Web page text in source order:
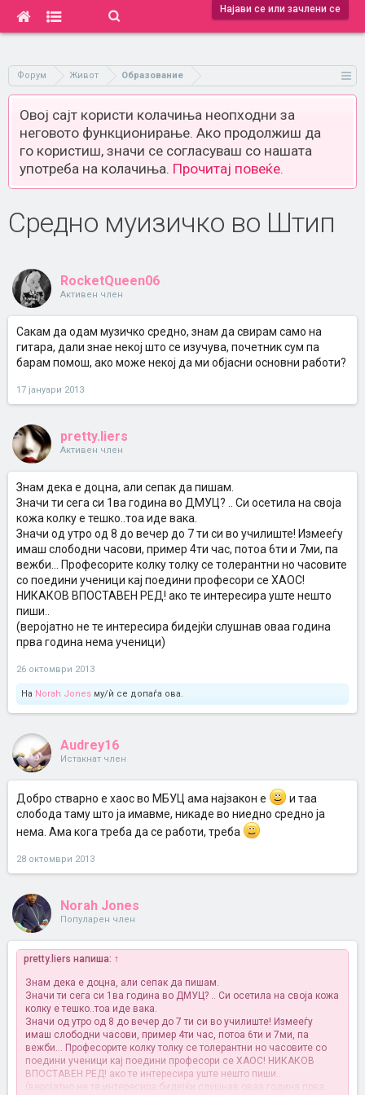
Најави се или зачлени се
Форум Живот Образование
Овој сајт користи колачиња неопходни за
неговото функционирање. Ако продолжиш да
го користиш, значи се согласуваш со нашата
употреба на колачиња. Прочитај повеќе.
Средно муизичко во Штип
RocketQueen06
Активен член
Сакам да одам музичко средно, знам да свирам само на
гитара, дали знае некој што се изучува, почетник сум па
барам помош, ако може некој да ми објасни основни работи?
17 јануари 2013
pretty.liers
Активен член
Знам дека е доцна, али сепак да пишам.
Значи ти сега си 1ва година во ДМУЦ? .. Си осетила на своја
кожа колку е тешко..тоа иде вака.
Значи од утро од 8 до вечер до 7 ти си во училиште! Измееѓу
имаш слободни часови, пример 4ти час, потоа 6ти и 7ми, па
вежби... Професорите колку толку се толерантни но часовите
со поедини ученици кај поедини професори се ХАОС!
НИКАКОВ ВПОСТАВЕН РЕД! ако те интересира уште нешто
пиши..
(веројатно не те интересира бидејќи слушнав оваа година
прва година нема ученици)
26 октомври 2013
На Norah Jones му/ѝ се допаѓа ова.
Audrey16
Истакнат член
Добро стварно е хаос во МБУЦ ама најзакон е
и таа
слобода таму што ја имавме, никаде во ниедно средно ја
нема. Ама кога треба да се работи, треба
28 октомври 2013
Norah Jones
Популарен член
pretty.liers напиша: ↑
Знам дека е доцна, али сепак да пишам.
Значи ти сега си 1ва година во ДМУЦ? .. Си осетила на своја кожа
колку е тешко..тоа иде вака.
Значи од утро од 8 до вечер до 7 ти си во училиште! Измееѓу
имаш слободни часови, пример 4ти час, потоа 6ти и 7ми, па
вежби... Професорите колку толку се толерантни но часовите со
поедини ученици кај поедини професори се ХАОС! НИКАКОВ
ВПОСТАВЕН РЕД! ако те интересира уште нешто пиши..
(веројатно не те интересира бидејќи слушнав оваа година прва